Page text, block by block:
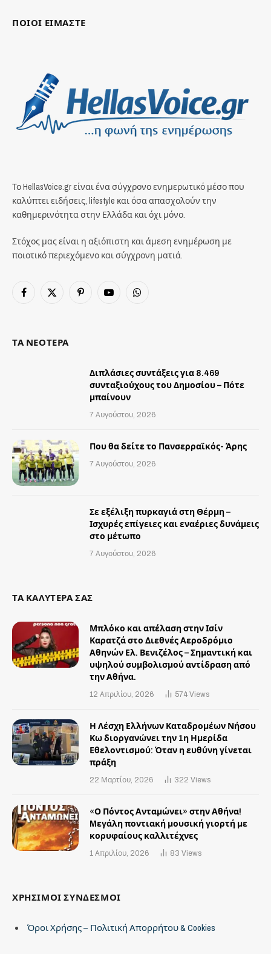
ΠΟΙΟΙ ΕΙΜΑΣΤΕ
Το HellasVoice.gr είναι ένα σύγχρονο ενημερωτικό μέσο που
καλύπτει ειδήσεις, lifestyle και όσα απασχολούν την
καθημερινότητα στην Ελλάδα και όχι μόνο.
Στόχος μας είναι η αξιόπιστη και άμεση ενημέρωση με
ποιοτικό περιεχόμενο και σύγχρονη ματιά.
Facebook
X
PinterestYouTubeWhatsApp
ΤΑ ΝΕΟΤΕΡΑ
Διπλάσιες συντάξεις για 8.469
συνταξιούχους του Δημοσίου – Πότε
μπαίνουν
7 Αυγούστου, 2026
Που θα δείτε το Πανσερραϊκός- Άρης
7 Αυγούστου, 2026
Σε εξέλιξη πυρκαγιά στη Θέρμη –
Ισχυρές επίγειες και εναέριες δυνάμεις
στο μέτωπο
7 Αυγούστου, 2026
ΤΑ ΚΑΛΥΤΕΡΑ ΣΑΣ
Μπλόκο και απέλαση στην Ισίν
Καρατζά στο Διεθνές Αεροδρόμιο
Αθηνών Ελ. Βενιζέλος – Σημαντική και
υψηλού συμβολισμού αντίδραση από
την Αθήνα.
12 Απριλίου, 2026 574 Views
Η Λέσχη Ελλήνων Καταδρομέων Νήσου
Κω διοργανώνει την 1η Ημερίδα
Εθελοντισμού: Όταν η ευθύνη γίνεται
πράξη
22 Μαρτίου, 2026 322 Views
«Ο Πόντος Ανταμώνει» στην Αθήνα!
Mεγάλη ποντιακή μουσική γιορτή με
κορυφαίους καλλιτέχνες
1 Απριλίου, 2026 83 Views
ΧΡΗΣΙΜΟΙ ΣΥΝΔΕΣΜΟΙ
Όροι Χρήσης – Πολιτική Απορρήτου & Cookies